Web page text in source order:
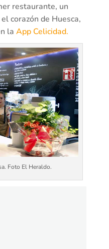
restaurante, un
corazón de Huesca,
la App Celicidad.
Foto El Heraldo.